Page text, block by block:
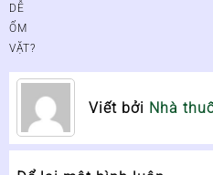
DỄ
ỐM
VẶT?
Viết bởi Nhà